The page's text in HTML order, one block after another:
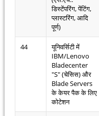
डिस्टेंपरिंग, पेंटिंग,
प्लास्टरिंग, आदि
पूर्ण)
44
यूनिवर्सिटी में
IBM/Lenovo
Bladecenter
"S" (चेसिस) और
Blade Servers
के केयर पैक के लिए
कोटेशन